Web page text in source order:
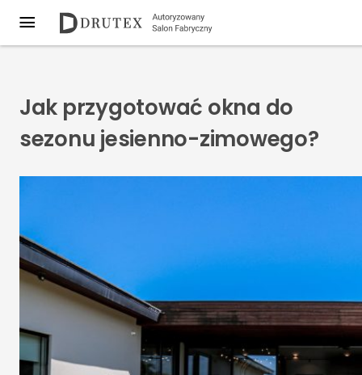
Jak przygotować okna do
sezonu jesienno-zimowego?